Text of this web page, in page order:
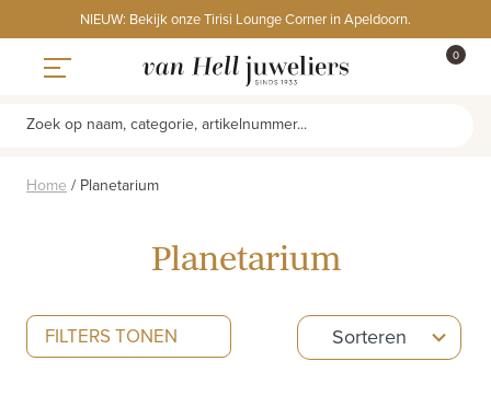
to
content
NIEUW: Bekijk onze Tirisi Lounge Corner in Apeldoorn.
0
Zoek op naam, categorie, artikelnummer...
Home / Planetarium
Planetarium
FILTERS TONEN Sorteren
5
results